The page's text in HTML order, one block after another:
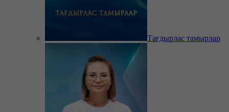
Тағдырлас тамырлар